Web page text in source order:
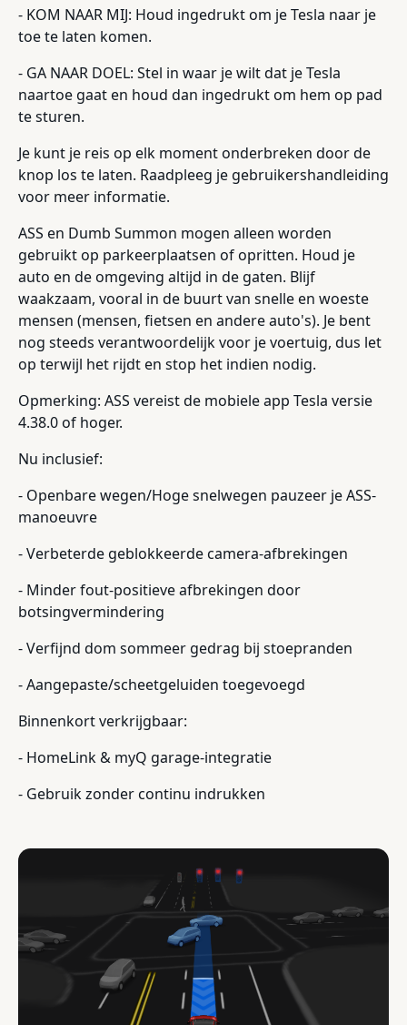
- KOM NAAR MIJ: Houd ingedrukt om je Tesla naar je
toe te laten komen.
- GA NAAR DOEL: Stel in waar je wilt dat je Tesla
naartoe gaat en houd dan ingedrukt om hem op pad
te sturen.
Je kunt je reis op elk moment onderbreken door de
knop los te laten. Raadpleeg je gebruikershandleiding
voor meer informatie.
ASS en Dumb Summon mogen alleen worden
gebruikt op parkeerplaatsen of opritten. Houd je
auto en de omgeving altijd in de gaten. Blijf
waakzaam, vooral in de buurt van snelle en woeste
mensen (mensen, fietsen en andere auto's). Je bent
nog steeds verantwoordelijk voor je voertuig, dus let
op terwijl het rijdt en stop het indien nodig.
Opmerking: ASS vereist de mobiele app Tesla versie
4.38.0 of hoger.
Nu inclusief:
- Openbare wegen/Hoge snelwegen pauzeer je ASS-
manoeuvre
- Verbeterde geblokkeerde camera-afbrekingen
- Minder fout-positieve afbrekingen door
botsingvermindering
- Verfijnd dom sommeer gedrag bij stoepranden
- Aangepaste/scheetgeluiden toegevoegd
Binnenkort verkrijgbaar:
- HomeLink & myQ garage-integratie
- Gebruik zonder continu indrukken